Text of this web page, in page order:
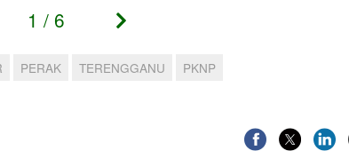
1 / 6
PERAK TERENGGANU
PKNP